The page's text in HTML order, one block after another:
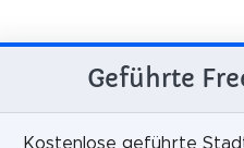
Geführte
Kostenlose geführte